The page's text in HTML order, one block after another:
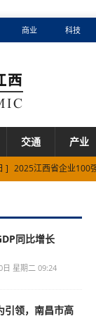
商业 科技
交通 产业
] 2025江西省企业100
] 促消费 惠民生 江西省
] 景德镇市元明清制瓷
华为上门服务180公里
同比增长
日 星期二 09:24
引领，南昌市高